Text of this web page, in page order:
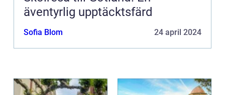
äventyrlig upptäcktsfärd
Sofia Blom 24 april 2024